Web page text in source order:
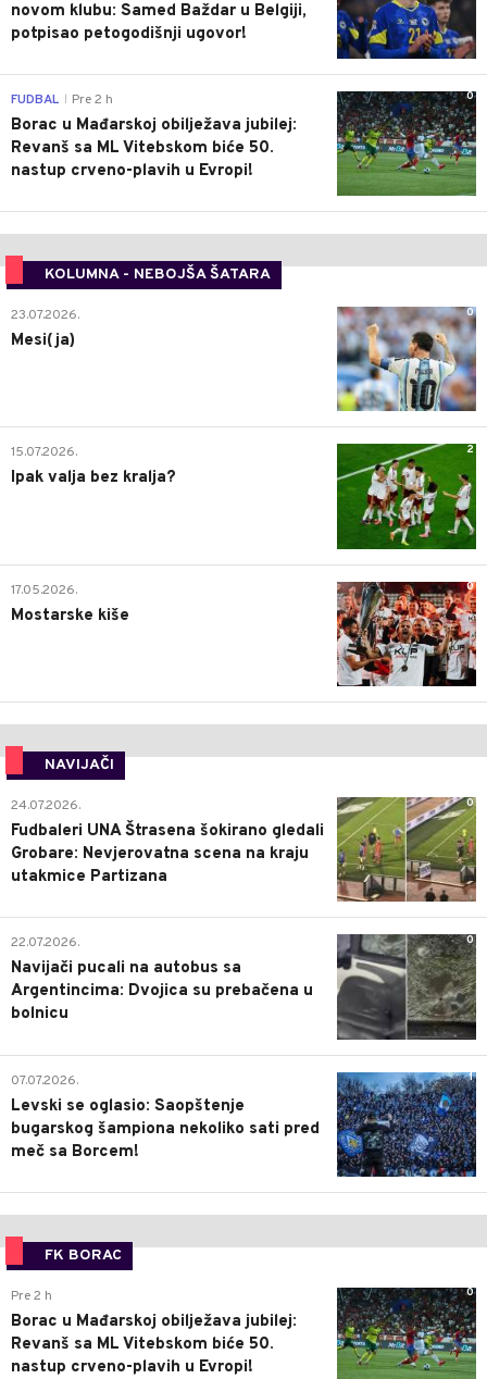
novom klubu: Samed Baždar u Belgiji,
potpisao petogodišnji ugovor!
0
FUDBAL Pre 2 h
Borac u Mađarskoj obilježava jubilej:
Revanš sa ML Vitebskom biće 50.
nastup crveno-plavih u Evropi!
KOLUMNA - NEBOJŠA ŠATARA
0
23.07.2026.
Mesi(ja)
2
15.07.2026.
Ipak valja bez kralja?
0
17.05.2026.
Mostarske kiše
NAVIJAČI
0
24.07.2026.
Fudbaleri UNA Štrasena šokirano gledali
Grobare: Nevjerovatna scena na kraju
utakmice Partizana
0
22.07.2026.
Navijači pucali na autobus sa
Argentincima: Dvojica su prebačena u
bolnicu
1
07.07.2026.
Levski se oglasio: Saopštenje
bugarskog šampiona nekoliko sati pred
meč sa Borcem!
FK BORAC
0
Pre 2 h
Borac u Mađarskoj obilježava jubilej:
Revanš sa ML Vitebskom biće 50.
nastup crveno-plavih u Evropi!